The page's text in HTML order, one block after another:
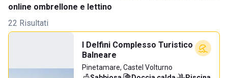
online ombrellone e lettino
22 Risultati
I Delfini Complesso Turistico
Balneare
Pinetamare, Castel Volturno